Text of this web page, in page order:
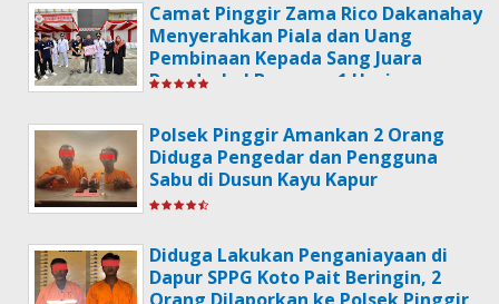
Camat Pinggir Zama Rico Dakanahay
Menyerahkan Piala dan Uang
Pembinaan Kepada Sang Juara
Poradeskel Bermasa 1 Usai
Kemerdekaan RI Ke-79.
Polsek Pinggir Amankan 2 Orang
Diduga Pengedar dan Pengguna
Sabu di Dusun Kayu Kapur
Diduga Lakukan Penganiayaan di
Dapur SPPG Koto Pait Beringin, 2